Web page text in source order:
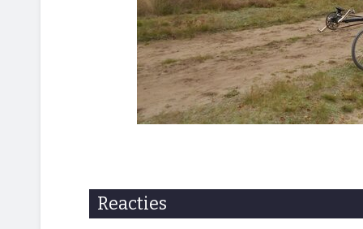
Reacties